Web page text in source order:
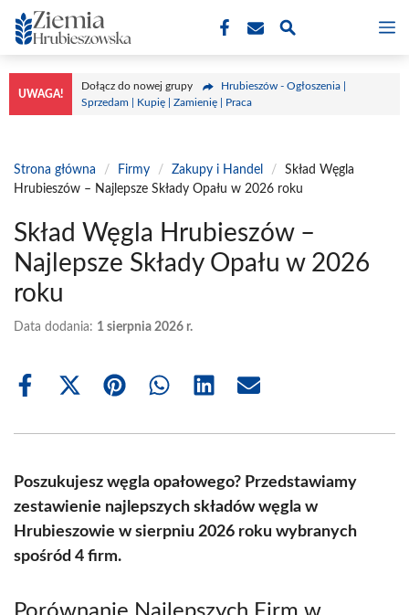
Przejdź
do
treści
UWAGA!
Dołącz do nowej grupy
Hrubieszów - Ogłoszenia |
Sprzedam | Kupię | Zamienię | Praca
Strona główna / Firmy / Zakupy i Handel /
Skład Węgla
Hrubieszów – Najlepsze Składy Opału w 2026 roku
Skład Węgla Hrubieszów –
Najlepsze Składy Opału w 2026
roku
Data dodania: 1 sierpnia 2026 r.
Share
Share
(Twitter)
Share Share Share Share
Poszukujesz węgla opałowego? Przedstawiamy
zestawienie najlepszych składów węgla w
Hrubieszowie w sierpniu 2026 roku wybranych
spośród 4 firm.